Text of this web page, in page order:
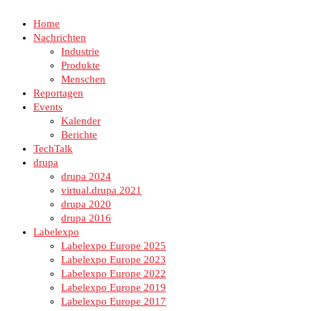
Home
Nachrichten
Industrie
Produkte
Menschen
Reportagen
Events
Kalender
Berichte
TechTalk
drupa
drupa 2024
virtual.drupa 2021
drupa 2020
drupa 2016
Labelexpo
Labelexpo Europe 2025
Labelexpo Europe 2023
Labelexpo Europe 2022
Labelexpo Europe 2019
Labelexpo Europe 2017